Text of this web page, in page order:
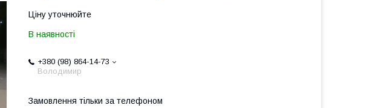
Ціну уточнюйте
В наявності
+380 (98) 864-14-73
Володимир
Замовлення тільки за телефоном